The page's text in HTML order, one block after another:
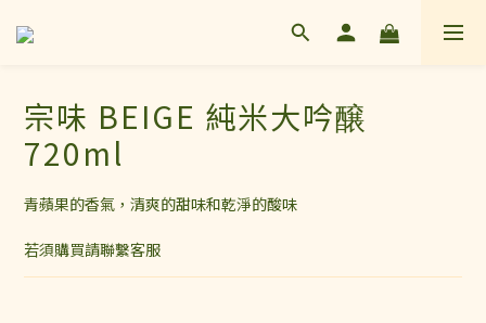
宗味 BEIGE 純米大吟醸
720ml
青蘋果的香氣，清爽的甜味和乾淨的酸味
若須購買請聯繫客服